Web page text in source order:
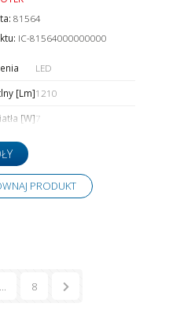
81564
IC-81564000000000
LED
[Lm]1210
[W]7
PRODUKT
8